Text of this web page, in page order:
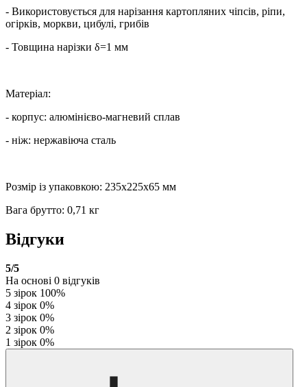
- Використовується для нарізання картопляних чіпсів, ріпи,
огірків, моркви, цибулі, грибів
- Товщина нарізки δ=1 мм
Матеріал:
- корпус: алюмінієво-магневий сплав
- ніж: нержавіюча сталь
Розмір із упаковкою: 235x225x65 мм
Вага брутто: 0,71 кг
Відгуки
5/5
На основі 0 відгуків
5 зірок 100%
4 зірок 0%
3 зірок 0%
2 зірок 0%
1 зірок 0%